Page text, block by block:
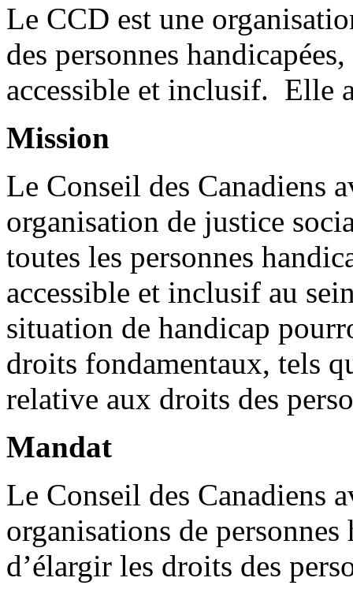
Le CCD est une
des personnes
accessible et inclusif. Elle
Mission
Le Conseil des Canadiens
organisation de justice
toutes les personnes
accessible et inclusif au
situation de handicap
droits fondamentaux, tels
relative aux droits des
Mandat
Le Conseil des Canadiens
organisations de
d’élargir les droits des